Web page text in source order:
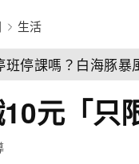
生活
班停課嗎？白海豚
元「